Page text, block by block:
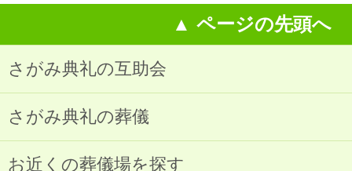
▲ ページの先頭へ
さがみ典礼の互助会
さがみ典礼の葬儀
お近くの葬儀場を探す